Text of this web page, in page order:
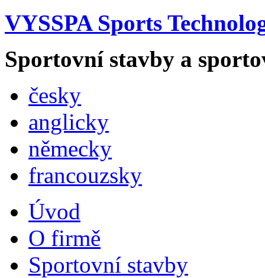
VYSSPA Sports
Sportovní stavby a
česky
anglicky
německy
francouzsky
Úvod
O firmě
Sportovní stavby